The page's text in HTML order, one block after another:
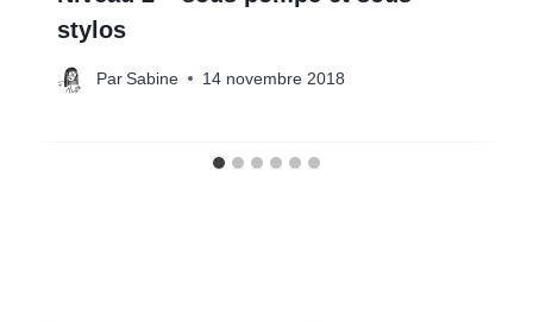
stylos
Par Sabine 14 novembre 2018